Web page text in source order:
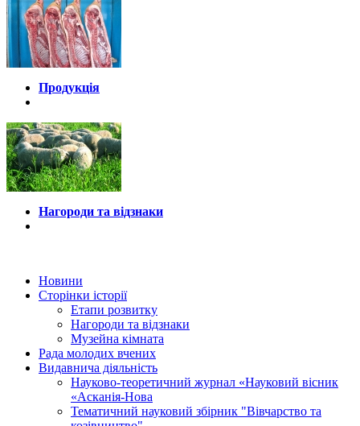
Продукція
Нагороди та відзнаки
Новини
Сторінки історії
Етапи розвитку
Нагороди та відзнаки
Музейна кімната
Рада молодих вчених
Видавнича діяльність
Науково-теоретичний журнал «Науковий вісник
«Асканія-Нова
Тематичний науковий збірник "Вівчарство та